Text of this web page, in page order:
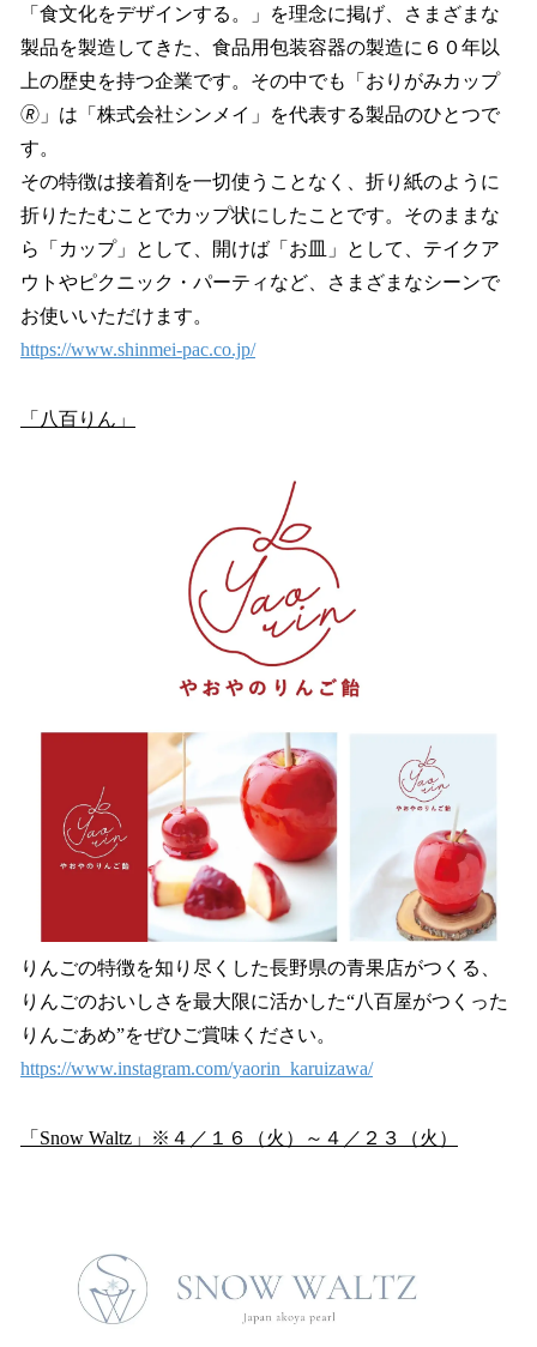
「食文化をデザインする。」を理念に掲げ、さまざまな
製品を製造してきた、食品用包装容器の製造に６０年以
上の歴史を持つ企業です。その中でも「おりがみカップ
🄬」は「株式会社シンメイ」を代表する製品のひとつで
す。
その特徴は接着剤を一切使うことなく、折り紙のように
折りたたむことでカップ状にしたことです。そのままな
ら「カップ」として、開けば「お皿」として、テイクア
ウトやピクニック・パーティなど、さまざまなシーンで
お使いいただけます。
https://www.shinmei-pac.co.jp/
「八百りん」
りんごの特徴を知り尽くした長野県の青果店がつくる、
りんごのおいしさを最大限に活かした“八百屋がつくった
りんごあめ”をぜひご賞味ください。
https://www.instagram.com/yaorin_karuizawa/
「Snow Waltz」※４／１６（火）～４／２３（火）